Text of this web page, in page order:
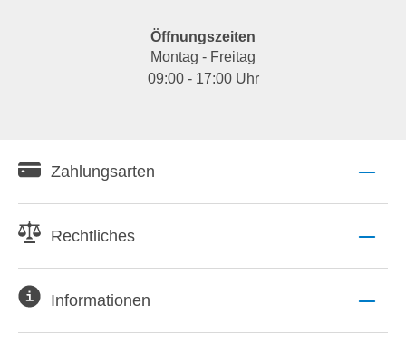
Öffnungszeiten
Montag - Freitag
09:00 - 17:00 Uhr
Zahlungsarten
Rechtliches
Informationen